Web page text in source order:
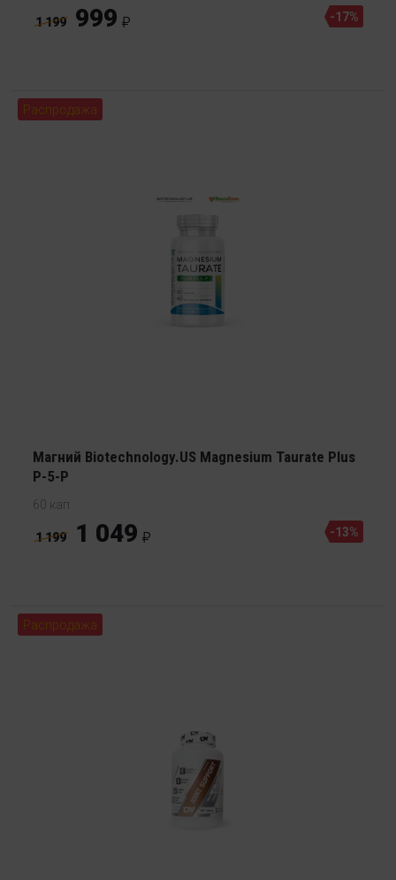
1 199 999 -17%
Распродажа
Магний Biotechnology.US Magnesium Taurate Plus
P-5-P
60 кап
1 199 1 049 -13%
Распродажа